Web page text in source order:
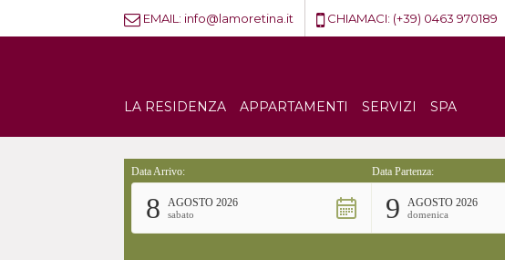
EMAIL: info@lamoretina.it CHIAMACI: (+39) 0463 970189
LA RESIDENZA APPARTAMENTI SERVIZI SPA
Data Arrivo:
8 AGOSTO 2026
sabato
Data Partenza:
9 AGOSTO 2026
domenica